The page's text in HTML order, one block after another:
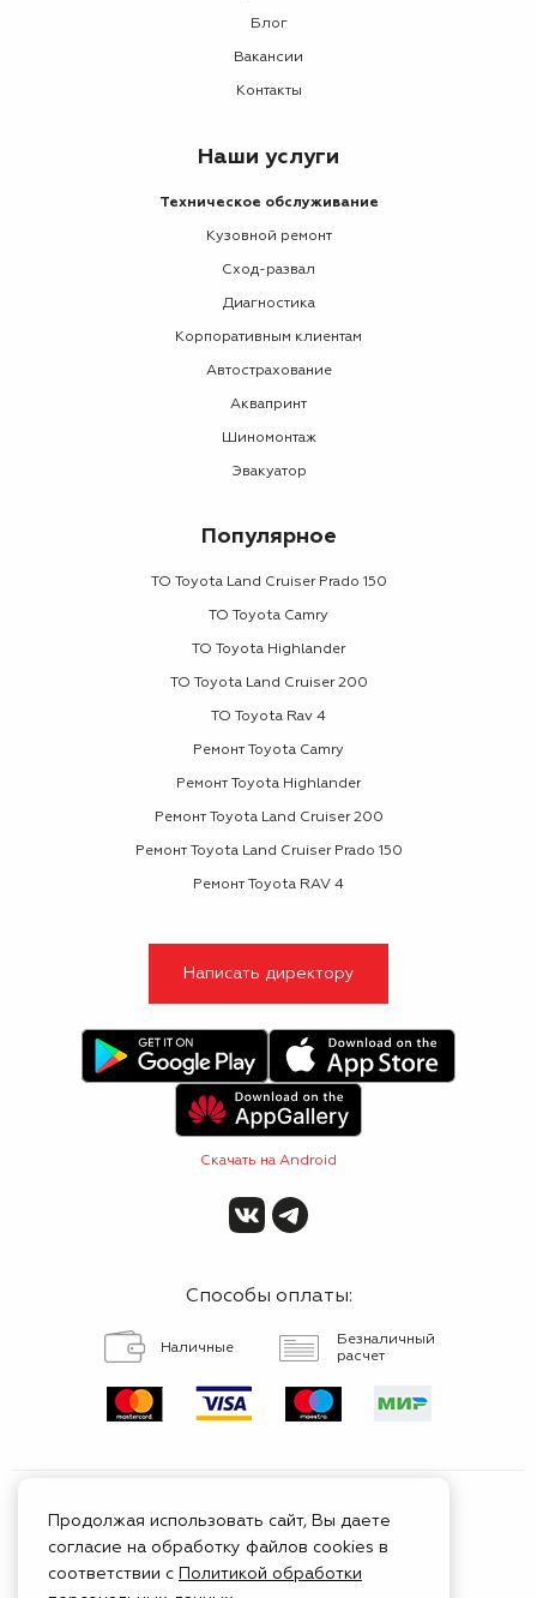
Блог
Вакансии
Контакты
Наши услуги
Техническое обслуживание
Кузовной ремонт
Сход-развал
Диагностика
Корпоративным клиентам
Автострахование
Аквапринт
Шиномонтаж
Эвакуатор
Популярное
ТО Toyota Land Cruiser Prado 150
ТО Toyota Camry
ТО Toyota Highlander
ТО Toyota Land Cruiser 200
ТО Toyota Rav 4
Ремонт Toyota Camry
Ремонт Toyota Highlander
Ремонт Toyota Land Cruiser 200
Ремонт Toyota Land Cruiser Prado 150
Ремонт Toyota RAV 4
Написать директору
Скачать на Android
Способы оплаты:
Наличные
Безналичный
расчет
Сертифицированный
Продолжая использовать сайт, Вы даете
согласие на обработку файлов cookies в
соответствии с
Политикой обработки